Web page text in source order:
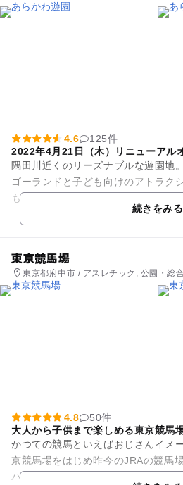
4.6
125件
2022年4月21日（木）リニューアル
隅田川近くのリーズナブルな遊園地
ゴーランドと子ども向けのアトラク
もの広場」、かわいい動物とふれあ
の日でも身体をいっぱい...続きをみる
東京競馬場
東京都府中市 / アスレチック, 公園・総
4.8
50件
大人から子供まで楽しめる東京競馬
かつての競馬といえばおじさんイメ
京競馬場をはじめ昨今のJRAの競馬
バラエティに富んだグルメ店舗等、